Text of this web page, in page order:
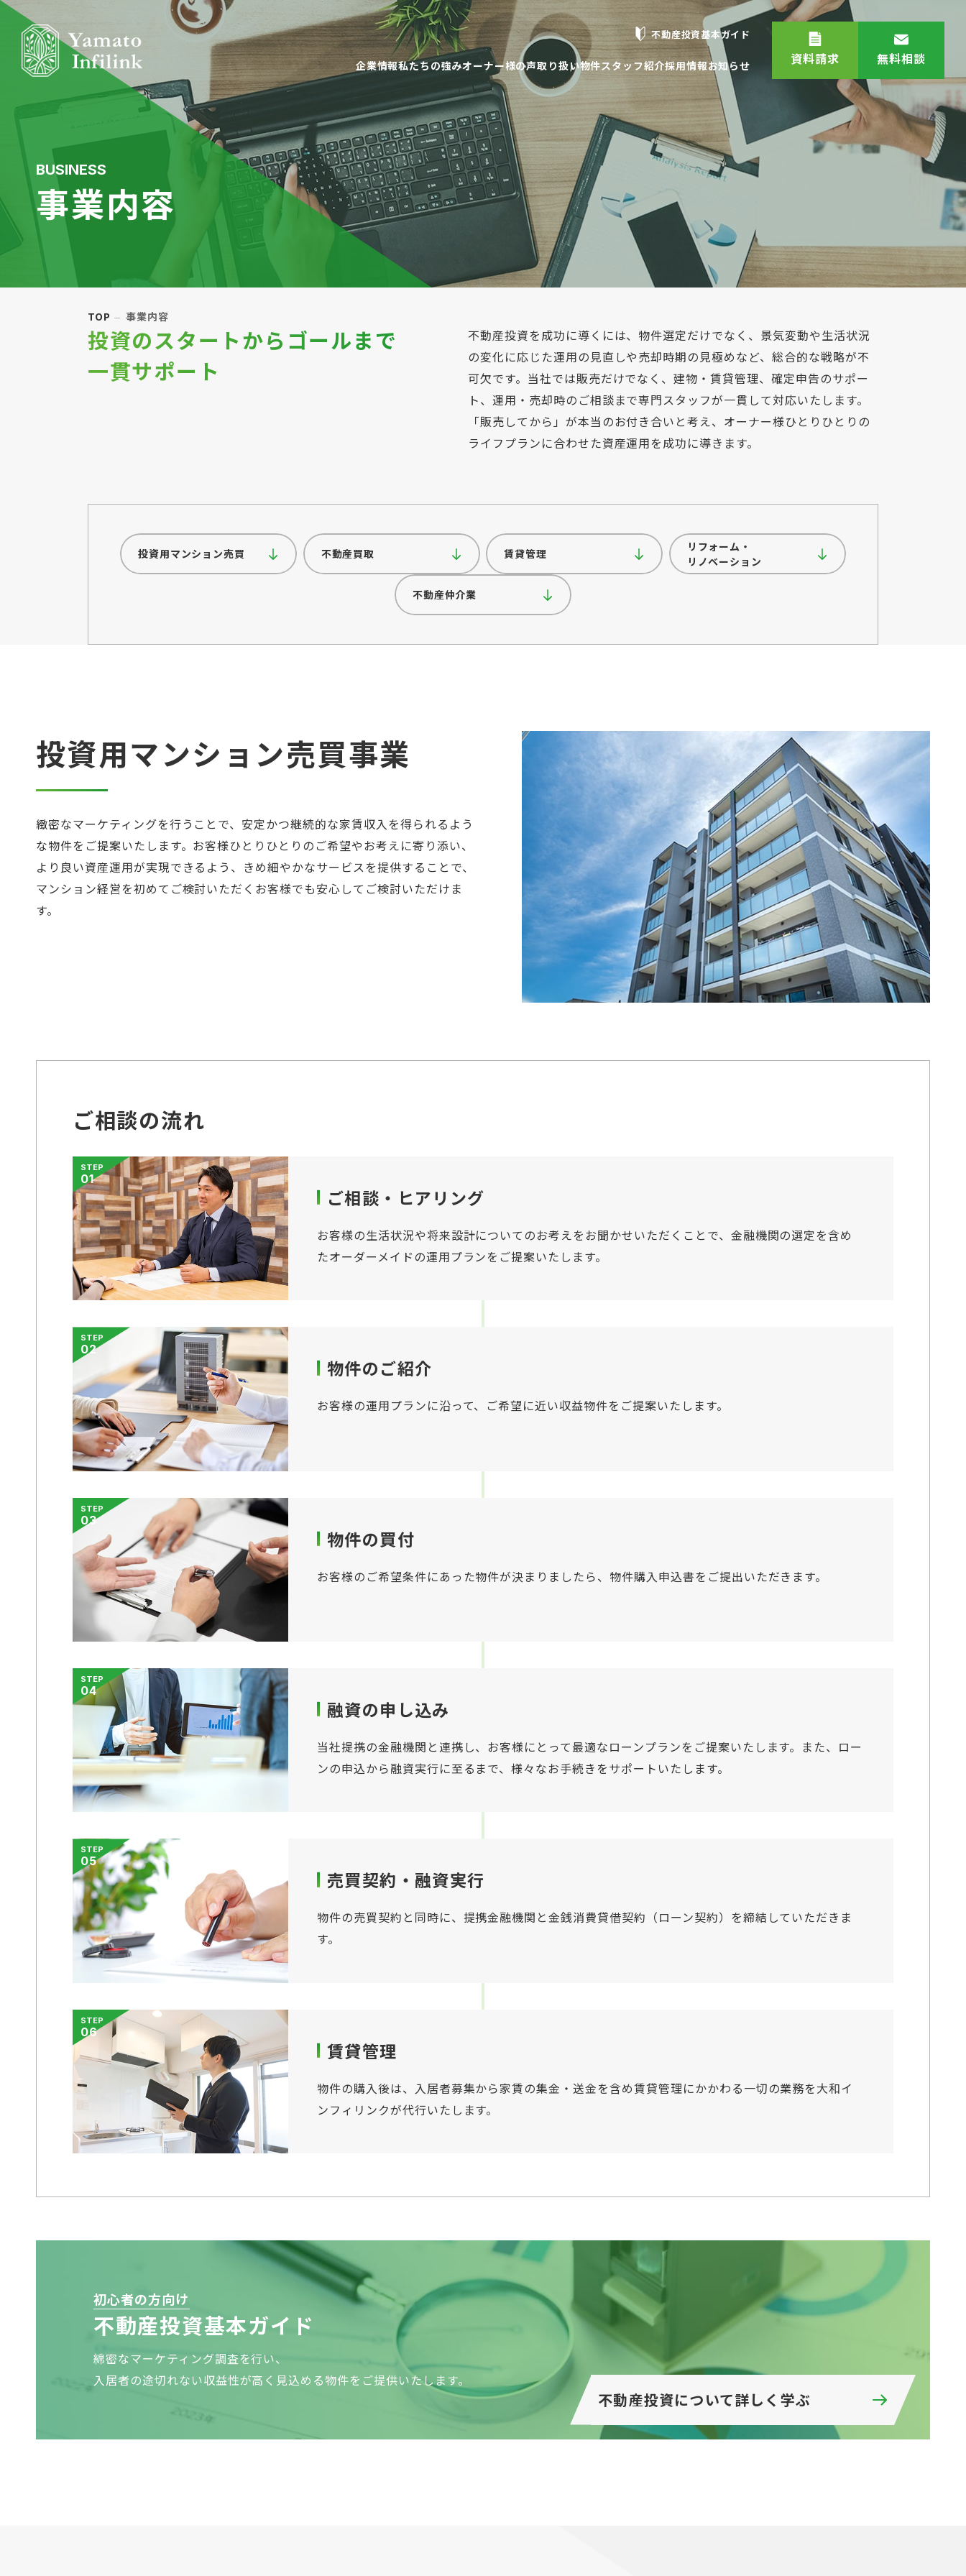
資料請求 無料相談
不動産投資基本ガイド
企業情報私たちの強みオーナー様の声取り扱い物件スタッフ紹介採用情報お知らせ
事業内容
BUSINESS
TOP 事業内容
投資のスタートから ゴールまで
一貫サポート
不動産投資を成功に導くには、物件選定だけでなく、景気変動や生活状況
の変化に応じた運用の見直しや売却時期の見極めなど、総合的な戦略が不
可欠です。当社では販売だけでなく、建物・賃貸管理、確定申告のサポー
ト、運用・売却時のご相談まで専門スタッフが一貫して対応いたします。
「販売してから」が本当のお付き合いと考え、オーナー様ひとりひとりの
ライフプランに合わせた資産運用を成功に導きます。
投資用マンション売買 不動産買取 賃貸管理
リフォーム・
リノベーション
不動産仲介業
投資用マンション売買事業
緻密なマーケティングを行うことで、安定かつ継続的な家賃収入を得られるよう
な物件をご提案いたします。お客様ひとりひとりのご希望やお考えに寄り添い、
より良い資産運用が実現できるよう、きめ細やかなサービスを提供することで、
マンション経営を初めてご検討いただくお客様でも安心してご検討いただけま
す。
ご相談の流れ
STEP
01
ご相談・ヒアリング
お客様の生活状況や将来設計についてのお考えをお聞かせいただくことで、金融機関の選定を含め
たオーダーメイドの運用プランをご提案いたします。
STEP
02
物件のご紹介
お客様の運用プランに沿って、ご希望に近い収益物件をご提案いたします。
STEP
03
物件の買付
お客様のご希望条件にあった物件が決まりましたら、物件購入申込書をご提出いただきます。
STEP
04
融資の申し込み
当社提携の金融機関と連携し、お客様にとって最適なローンプランをご提案いたします。また、ロー
ンの申込から融資実行に至るまで、様々なお手続きをサポートいたします。
STEP
05
売買契約・融資実行
物件の売買契約と同時に、提携金融機関と金銭消費貸借契約（ローン契約）を締結していただきま
す。
STEP
06
賃貸管理
物件の購入後は、入居者募集から家賃の集金・送金を含め賃貸管理にかかわる一切の業務を大和イ
ンフィリンクが代行いたします。
初心者の方向け
不動産投資基本ガイド
綿密なマーケティング調査を行い、
入居者の途切れない収益性が高く見込める物件をご提供いたします。
不動産投資について詳しく学ぶ